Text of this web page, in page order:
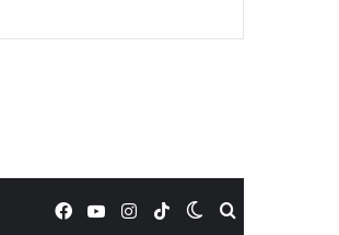
Switch
TikTok
Instagram
YouTube
Facebook